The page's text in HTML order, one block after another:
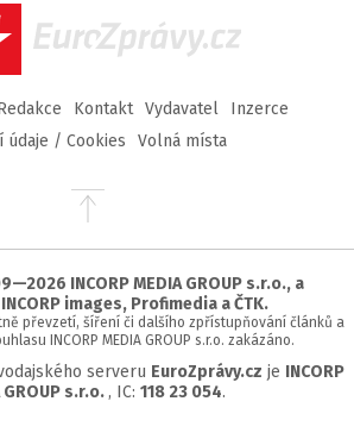
EuroZprávy.cz
Kontakt Vydavatel
Inzerce
údaje / Cookies
Volná místa
Přejít
stránky
INCORP MEDIA GROUP s.r.o., a
images, Profimedia a ČTK.
převzetí, šíření či dalšího zpřístupňování článků a
INCORP MEDIA GROUP s.r.o. zakázáno.
serveru EuroZprávy.cz je INCORP
GROUP s.r.o. , IC: 118 23 054.